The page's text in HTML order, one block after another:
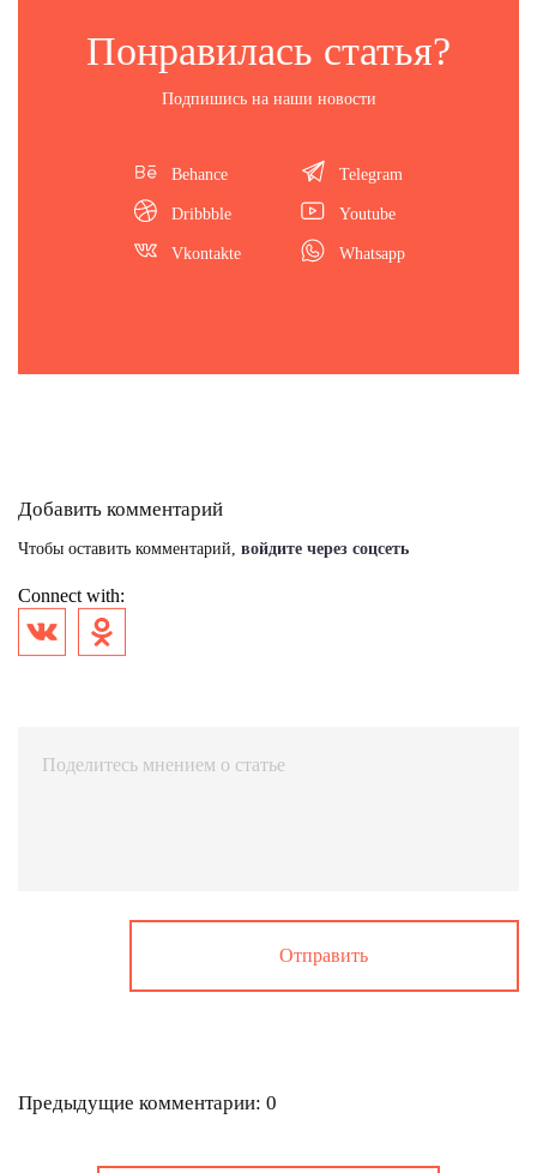
Понравилась статья?
Подпишись на наши новости
Behance
Dribbble
Vkontakte
Telegram
Youtube
Whatsapp
Добавить комментарий
Чтобы оставить комментарий, войдите через соцсеть
Connect with:
Предыдущие комментарии: 0